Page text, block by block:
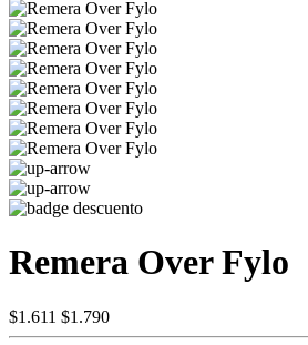
Remera Over Fylo
$1.611 $1.790